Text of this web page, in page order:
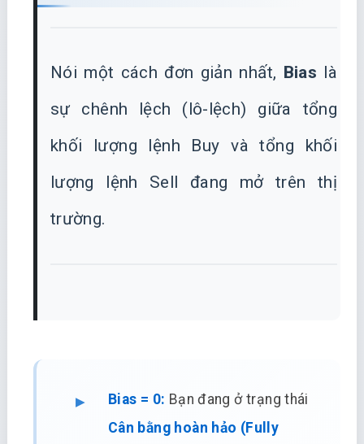
Nói một cách đơn giản nhất, Bias là
sự chênh lệch (lô-lệch) giữa tổng
khối lượng lệnh Buy và tổng khối
lượng lệnh Sell đang mở trên thị
trường.
Bias = 0: Bạn đang ở trạng thái
Cân bằng hoàn hảo (Fully